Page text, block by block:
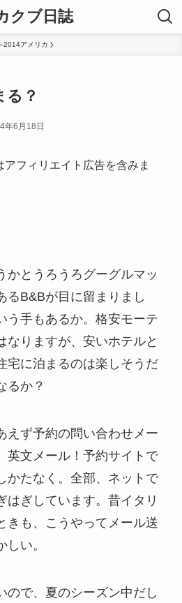
クブ日誌
アメリカ
る？
年6月18日
フィリエイト広告を含みま
かとうろうろグーグルマッ
るB&Bが目に留まりまし
う手もあるか。格安モーテ
なりますが、安いホテルと
宅に泊まるのは楽しそうだ
るか？
えず予約の問い合わせメー
英文メール！予約サイトで
かたなく。全部、ネットで
はぎしています。昔イタリ
きも、こうやってメール送
い。
ので、夏のシーズン中だし